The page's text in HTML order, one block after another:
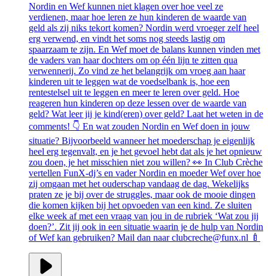
Nordin en Wef kunnen niet klagen over hoe veel ze
verdienen, maar hoe leren ze hun kinderen de waarde van
geld als zij niks tekort komen? Nordin werd vroeger zelf heel
erg verwend, en vindt het soms nog steeds lastig om
spaarzaam te zijn. En Wef moet de balans kunnen vinden met
de vaders van haar dochters om op één lijn te zitten qua
verwennerij. Zo vind ze het belangrijk om vroeg aan haar
kinderen uit te leggen wat de voedselbank is, hoe een
rentestelsel uit te leggen en meer te leren over geld. Hoe
reageren hun kinderen op deze lessen over de waarde van
geld? Wat leer jij je kind(eren) over geld? Laat het weten in de
comments! 👇 En wat zouden Nordin en Wef doen in jouw
situatie? Bijvoorbeeld wanneer het moederschap je eigenlijk
heel erg tegenvalt, en je het gevoel hebt dat als je het opnieuw
zou doen, je het misschien niet zou willen? 👀 In Club Crèche
vertellen FunX-dj’s en vader Nordin en moeder Wef over hoe
zij omgaan met het ouderschap vandaag de dag. Wekelijks
praten ze je bij over de struggles, maar ook de mooie dingen
die komen kijken bij het opvoeden van een kind. Ze sluiten
elke week af met een vraag van jou in de rubriek ‘Wat zou jij
doen?’. Zit jij ook in een situatie waarin je de hulp van Nordin
of Wef kan gebruiken? Mail dan naar clubcreche@funx.nl 🍼